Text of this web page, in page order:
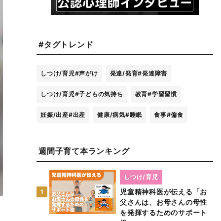
#タグトレンド
しつけ/育児#声がけ 発達/発育#発達障害
しつけ/育児#子どもの気持ち 教育#学習習慣
妊娠/出産#出産 健康/病気#睡眠 食事#偏食
週間子育て本ランキング
1
児童精神科医が伝える「お
父さんは、お母さんの母性
を発揮するためのサポート
しつけ/育児